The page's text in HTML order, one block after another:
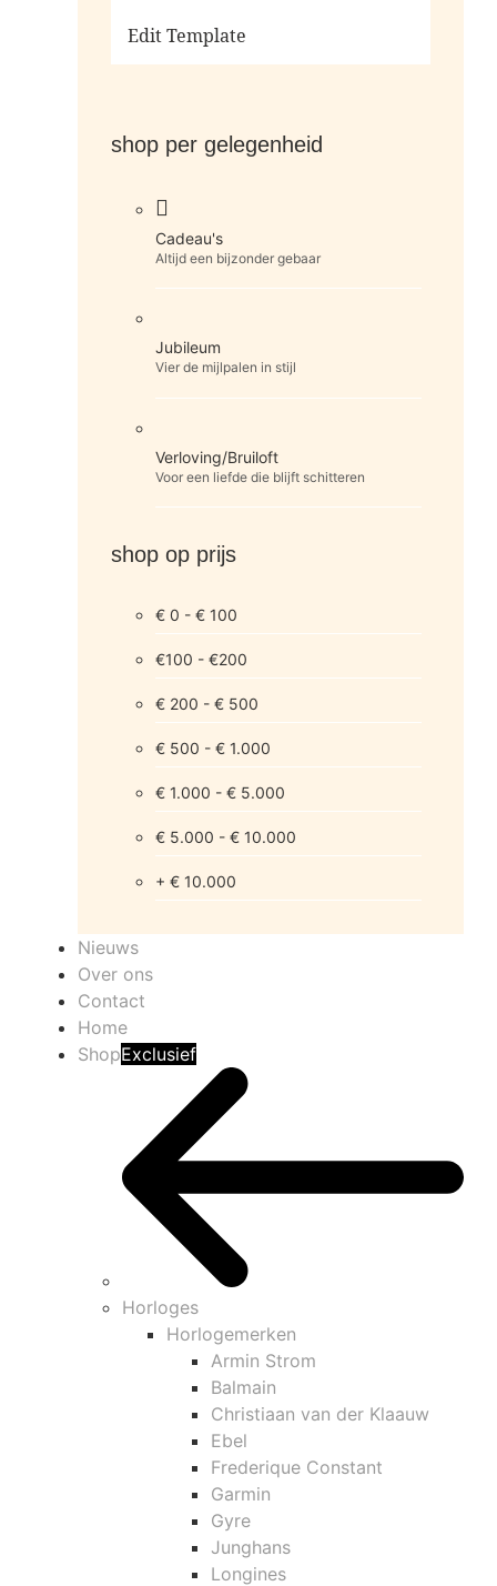
Edit Template
shop per gelegenheid
Cadeau's
Altijd een bijzonder gebaar
Jubileum
Vier de mijlpalen in stijl
Verloving/Bruiloft
Voor een liefde die blijft schitteren
shop op prijs
€ 0 - € 100
€100 - €200
€ 200 - € 500
€ 500 - € 1.000
€ 1.000 - € 5.000
€ 5.000 - € 10.000
+ € 10.000
Nieuws
Over ons
Contact
Home
ShopExclusief
Horloges
Horlogemerken
Armin Strom
Balmain
Christiaan van der Klaauw
Ebel
Frederique Constant
Garmin
Gyre
Junghans
Longines